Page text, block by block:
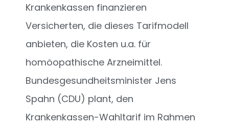
Krankenkassen finanzieren
Versicherten, die dieses Tarifmodell
anbieten, die Kosten u.a. für
homöopathische Arzneimittel.
Bundesgesundheitsminister Jens
Spahn (CDU) plant, den
Krankenkassen-Wahltarif im Rahmen